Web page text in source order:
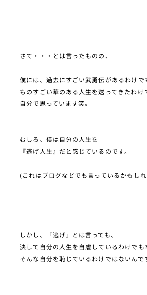
さて・・・とは言ったものの、
僕には、過去にすごい武勇伝があるわけ
ものすごい華のある人生を送ってきたわ
自分で思っています笑。
むしろ、僕は自分の人生を
『逃げ人生』だと感じているのです。
(これはブログなどでも言っているかもし
しかし、『逃げ』とは言っても、
決して自分の人生を自虐しているわけで
そんな自分を恥じているわけではないん